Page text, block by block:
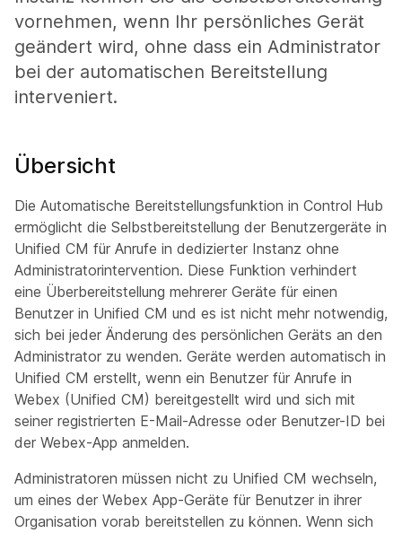
vornehmen, wenn Ihr persönliches Gerät
geändert wird, ohne dass ein Administrator
bei der automatischen Bereitstellung
interveniert.
Übersicht
Die Automatische Bereitstellungsfunktion in Control Hub
ermöglicht die Selbstbereitstellung der Benutzergeräte in
Unified CM für Anrufe in dedizierter Instanz ohne
Administratorintervention. Diese Funktion verhindert
eine Überbereitstellung mehrerer Geräte für einen
Benutzer in Unified CM und es ist nicht mehr notwendig,
sich bei jeder Änderung des persönlichen Geräts an den
Administrator zu wenden. Geräte werden automatisch in
Unified CM erstellt, wenn ein Benutzer für Anrufe in
Webex (Unified CM) bereitgestellt wird und sich mit
seiner registrierten E-Mail-Adresse oder Benutzer-ID bei
der Webex-App anmelden.
Administratoren müssen nicht zu Unified CM wechseln,
um eines der Webex App-Geräte für Benutzer in ihrer
Organisation vorab bereitstellen zu können. Wenn sich